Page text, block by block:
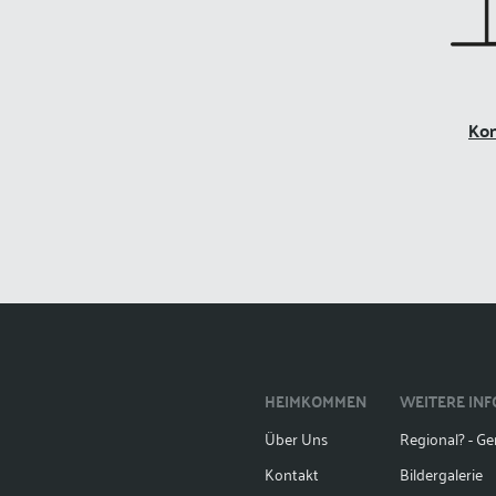
HEIMKOMMEN
Über Uns
Kontakt
WEITERE
Regional? -
Bildergalerie